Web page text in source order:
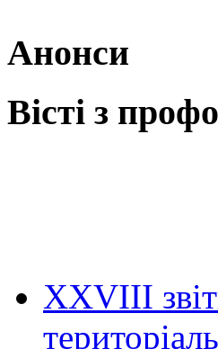
Анонси
Вісті з
ХХVIII